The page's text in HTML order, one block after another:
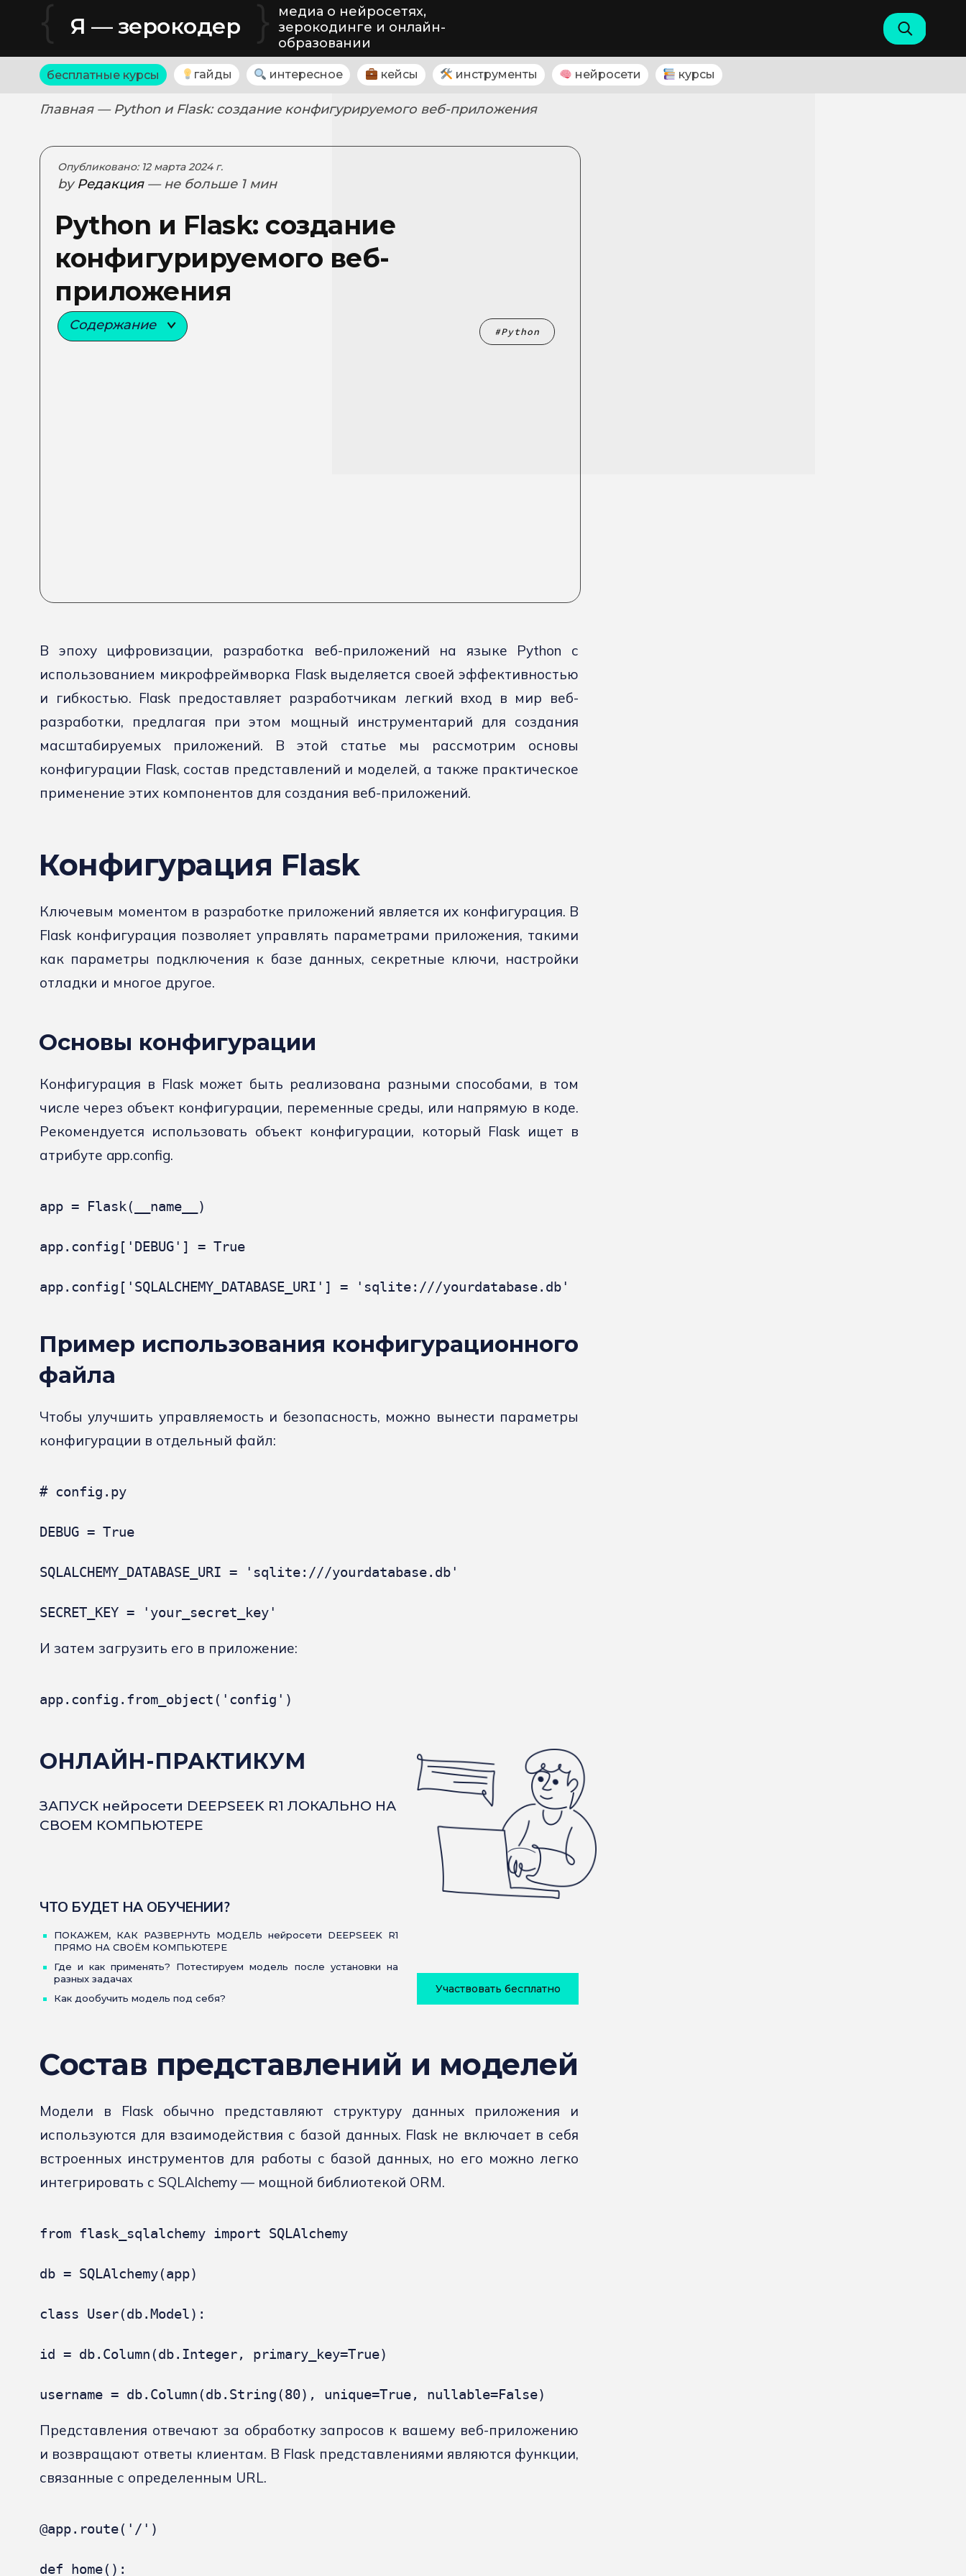
{ Я — зерокодер }
медиа о нейросетях,
зерокодинге и онлайн-
образовании
бесплатные курсы гайды интересное кейсы инструменты нейросети курсы
Главная — Python и Flask: создание конфигурируемого веб-приложения
Опубликовано: 12 марта 2024 г.
byРедакция — не больше 1 мин
Python и Flask: создание
конфигурируемого веб-
приложения
Содержание Python
В эпоху цифровизации, разработка веб-приложений на языке Python с
использованием микрофреймворка Flask выделяется своей эффективностью
и гибкостью. Flask предоставляет разработчикам легкий вход в мир веб-
разработки, предлагая при этом мощный инструментарий для создания
масштабируемых приложений. В этой статье мы рассмотрим основы
конфигурации Flask, состав представлений и моделей, а также практическое
применение этих компонентов для создания веб-приложений.
Конфигурация Flask
Ключевым моментом в разработке приложений является их конфигурация. В
Flask конфигурация позволяет управлять параметрами приложения, такими
как параметры подключения к базе данных, секретные ключи, настройки
отладки и многое другое.
Основы конфигурации
Конфигурация в Flask может быть реализована разными способами, в том
числе через объект конфигурации, переменные среды, или напрямую в коде.
Рекомендуется использовать объект конфигурации, который Flask ищет в
атрибуте app.config.
app = Flask(__name__)
app.config['DEBUG'] = True
app.config['SQLALCHEMY_DATABASE_URI'] = 'sqlite:///yourdatabase.db'
Пример использования конфигурационного
файла
Чтобы улучшить управляемость и безопасность, можно вынести параметры
конфигурации в отдельный файл:
# config.py
DEBUG = True
SQLALCHEMY_DATABASE_URI = 'sqlite:///yourdatabase.db'
SECRET_KEY = 'your_secret_key'
И затем загрузить его в приложение:
app.config.from_object('config')
ОНЛАЙН-ПРАКТИКУМ
ЗАПУСК нейросети DEEPSEEK R1 ЛОКАЛЬНО НА
СВОЕМ КОМПЬЮТЕРЕ
ЧТО БУДЕТ НА ОБУЧЕНИИ?
ПОКАЖЕМ, КАК РАЗВЕРНУТЬ МОДЕЛЬ нейросети DEEPSEEK R1
ПРЯМО НА СВОЁМ КОМПЬЮТЕРЕ
Где и как применять? Потестируем модель после установки на
разных задачах
Как дообучить модель под себя?
Участвовать бесплатно
Состав представлений и моделей
Модели в Flask обычно представляют структуру данных приложения и
используются для взаимодействия с базой данных. Flask не включает в себя
встроенных инструментов для работы с базой данных, но его можно легко
интегрировать с SQLAlchemy — мощной библиотекой ORM.
from flask_sqlalchemy import SQLAlchemy
db = SQLAlchemy(app)
class User(db.Model):
id = db.Column(db.Integer, primary_key=True)
username = db.Column(db.String(80), unique=True, nullable=False)
Представления отвечают за обработку запросов к вашему веб-приложению
и возвращают ответы клиентам. В Flask представлениями являются функции,
связанные с определенным URL.
@app.route('/')
def home():